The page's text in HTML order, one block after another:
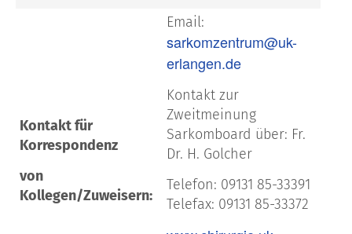
Kontakt für
Korrespondenz
von
Kollegen/Zuweisern:
Email:
sarkomzentrum@uk-
erlangen.de
Kontakt zur
Zweitmeinung
Sarkomboard über: Fr.
Dr. H. Golcher
Telefon: 09131 85-33391
Telefax: 09131 85-33372